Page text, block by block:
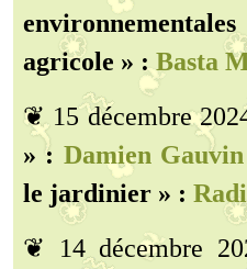
agricole » :Basta
❦ 15 décembre
» : Damien
le jardinier » :
❦ 14 décembre